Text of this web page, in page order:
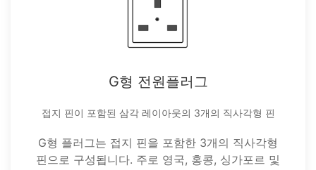
G형 전원플러그
접지 핀이 포함된 삼각 레이아웃의 3개의 직사각형 핀
G형 플러그는 접지 핀을 포함한 3개의 직사각형
핀으로 구성됩니다. 주로 영국, 홍콩, 싱가포르 및